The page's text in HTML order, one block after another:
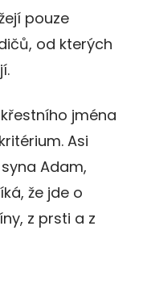
pouze
od kterých
jména
Asi
Adam,
že jde o
z prsti a z